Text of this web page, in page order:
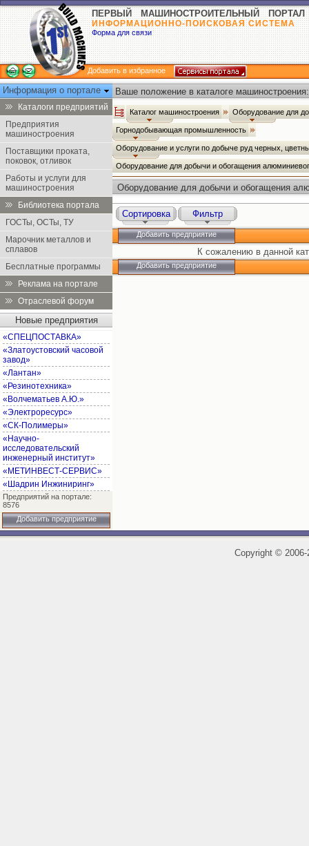
ПЕРВЫЙ МАШИНОСТРОИТЕЛЬНЫЙ ПОРТАЛ
ИНФОРМАЦИОННО-ПОИСКОВАЯ СИСТЕМА
Форма для связи
Добавить в избранное
Информация о портале
Каталоги предприятий
Предприятия
машиностроения
Поставщики проката,
поковок, отливок
Работы и услуги для
машиностроения
Библиотека портала
ГОСТы, ОСТы, ТУ
Марочник металлов и
сплавов
Бесплатные программы
Реклама на портале
Отраслевой форум
Новые предприятия
«СПЕЦПОСТАВКА»
«Златоустовский часовой
завод»
«Лантан»
«Резинотехника»
«Волчематьев А.Ю.»
«Электроресурс»
«СК-Полимеры»
«Научно-
исследовательский
инженерный институт»
«МЕТИНВЕСТ-СЕРВИС»
«Шадрин Инжиниринг»
Предприятий на портале:
8576
Добавить предприятие
Ваше положение в каталоге машиностроения:
Каталог машиностроения Оборудование для
Горнодобывающая промышленность
Оборудование и услуги по добыче руд черных,
Оборудование для добычи и обогащения
Оборудование для добычи и обогащения
алуниты)
Сортировка
Фильтр
Добавить предприятие
К сожалению в данной
Добавить предприятие
Copyright ©